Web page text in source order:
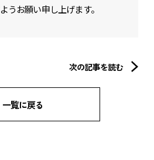
うお願い申し上げます。
一覧に戻る
次の記事を読む